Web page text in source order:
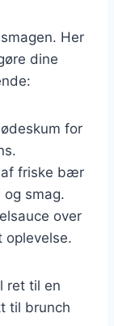
Her
dine
for
af friske bær
smag.
over
oplevelse.
ret til en
til brunch